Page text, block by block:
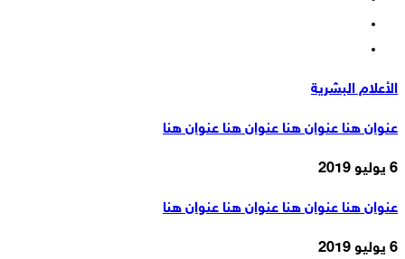
الأعلام البشرية
عنوان هنا عنوان هنا عنوان هنا عنوان هنا
6 يوليو 2019
عنوان هنا عنوان هنا عنوان هنا عنوان هنا
6 يوليو 2019